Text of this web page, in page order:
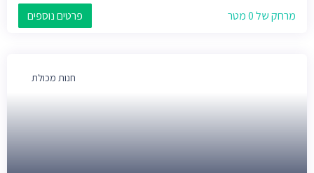
מרחק של 0 מטר פרטים נוספים
חנות מכולת